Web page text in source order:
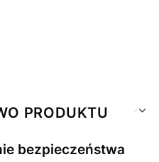
PRODUKTU
bezpieczeństwa